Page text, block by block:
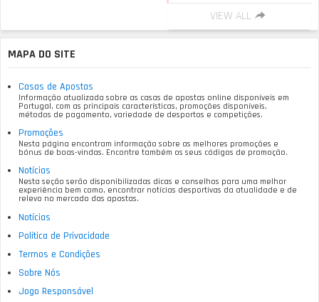
VIEW ALL
MAPA DO SITE
Casas de Apostas
Informação atualizada sobre as casas de apostas online disponíveis em
Portugal, com as principais características, promoções disponíveis,
métodos de pagamento, variedade de desportos e competições.
Promoções
Nesta página encontram informação sobre as melhores promoções e
bónus de boas-vindas. Encontre também os seus códigos de promoção.
Notícias
Nesta seção serão disponibilizadas dicas e conselhos para uma melhor
experiência bem como, encontrar notícias desportivas da atualidade e de
relevo no mercado das apostas.
Notícias
Política de Privacidade
Termos e Condições
Sobre Nós
Jogo Responsável